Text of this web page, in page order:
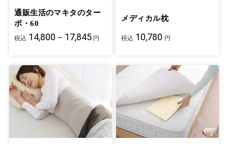
通販生活のマキタのター
ボ・60
税込 14,800－17,845 円
メディカル枕
税込 10,780 円